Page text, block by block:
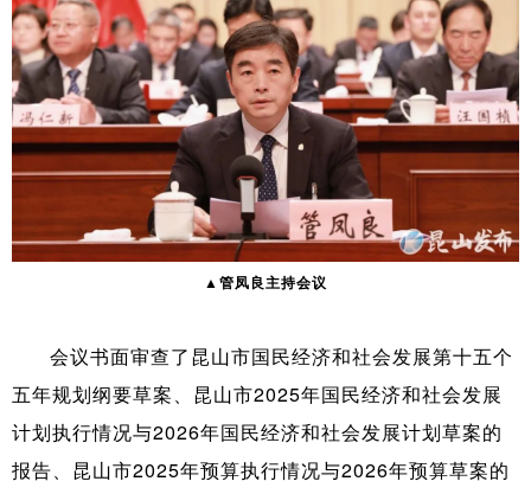
▲管凤良主持会议
会议书面审查了昆山市国民经济和社会发展第十五个
五年规划纲要草案、昆山市2025年国民经济和社会发展
计划执行情况与2026年国民经济和社会发展计划草案的
报告、昆山市2025年预算执行情况与2026年预算草案的